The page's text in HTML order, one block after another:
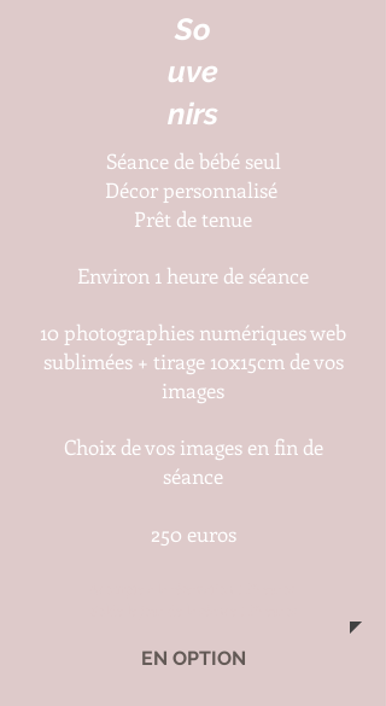
So
uve
nirs
Séance de bébé seul
Décor personnalisé
Prêt de tenue
Environ 1 heure de séance
10 photographies numériques web
sublimées + tirage 10x15cm de vos
images
Choix de vos images en fin de
séance
250 euros
EN OPTION